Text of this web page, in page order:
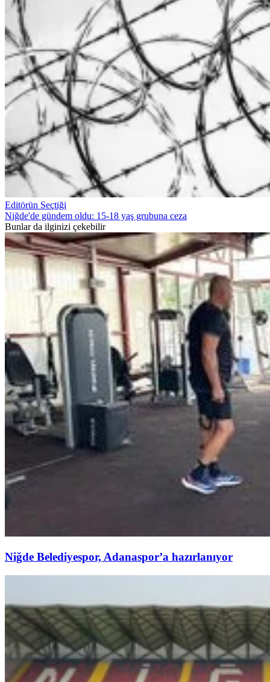
Editörün Seçtiği
Niğde'de gündem oldu: 15-18 yaş grubuna ceza
Bunlar da ilginizi çekebilir
Niğde Belediyespor, Adanaspor’a hazırlanıyor